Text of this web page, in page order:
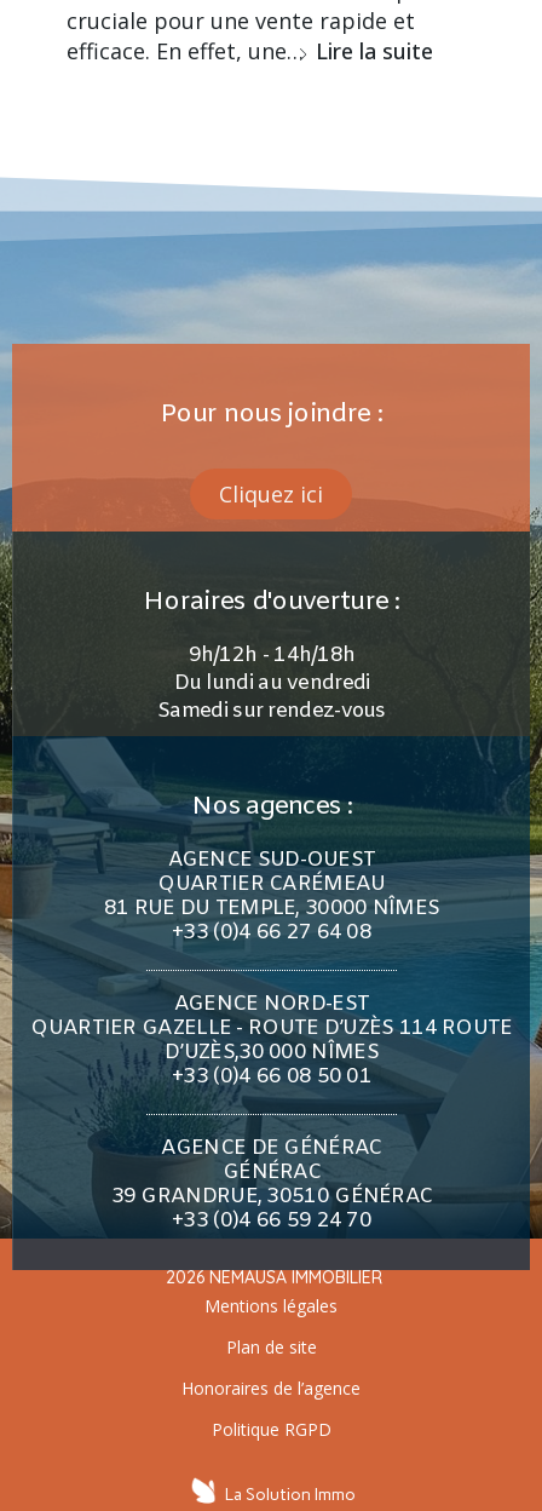
cruciale pour une vente rapide et
efficace. En effet, une… Lire la suite
Pour nous joindre :
Cliquez ici
Horaires d'ouverture :
9h/12h - 14h/18h
Du lundi au vendredi
Samedi sur rendez-vous
Nos agences :
AGENCE SUD-OUEST
QUARTIER CARÉMEAU
81 RUE DU TEMPLE, 30000 NÎMES
+33 (0)4 66 27 64 08
AGENCE NORD-EST
QUARTIER GAZELLE - ROUTE D’UZÈS 114 ROUTE
D’UZÈS,30 000 NÎMES
+33 (0)4 66 08 50 01
AGENCE DE GÉNÉRAC
GÉNÉRAC
39 GRANDRUE, 30510 GÉNÉRAC
+33 (0)4 66 59 24 70
2026 NEMAUSA IMMOBILIER
Mentions légales
Plan de site
Honoraires de l’agence
Politique RGPD
La Solution Immo